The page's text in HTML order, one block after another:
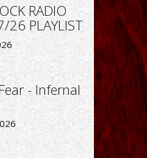
RADIO
26 PLAYLIST
- Infernal